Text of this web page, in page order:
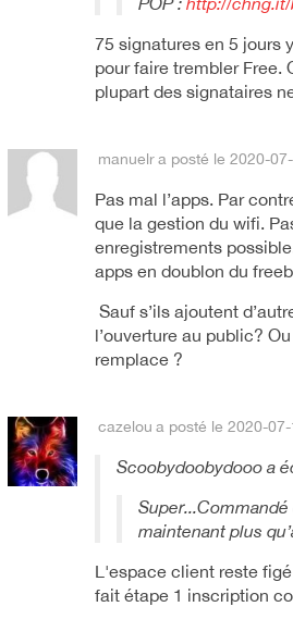
75 signatures en 5 jours
pour faire trembler Free.
plupart des signataires
manuelr a posté le 2020-
Pas mal l’apps. Par
que la gestion du wifi.
enregistrements
apps en doublon du
Sauf s’ils ajoutent
l’ouverture au public?
remplace ?
cazelou a posté le 2020-
Scoobydoobydooo a
maintenant plus
L'espace client reste
fait étape 1 inscription